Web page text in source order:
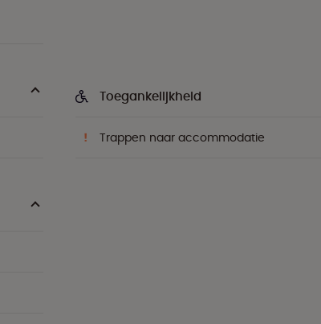
Toegankelijkheid
Trappen naar accommodatie